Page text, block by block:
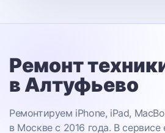
Ремонт
в Алтуфьево
Ремонтируем iPhone, iPad,
в Москве с 2016 года. В сервисе